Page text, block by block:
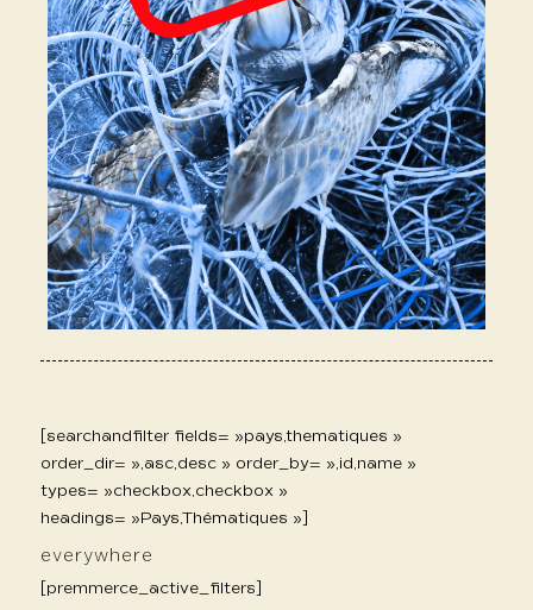
[searchandfilter fields= »pays,thematiques »
order_dir= »,asc,desc » order_by= »,id,name »
types= »checkbox,checkbox »
headings= »Pays,Thématiques »]
everywhere
[premmerce_active_filters]